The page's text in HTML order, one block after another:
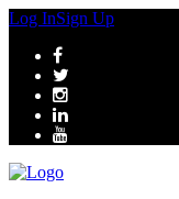
Log InSign Up